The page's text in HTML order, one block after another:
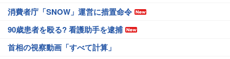
消費者庁「SNOW」運営に措置命令
90歳患者を殴る? 看護助手を逮捕
首相の視察動画「すべて計算」